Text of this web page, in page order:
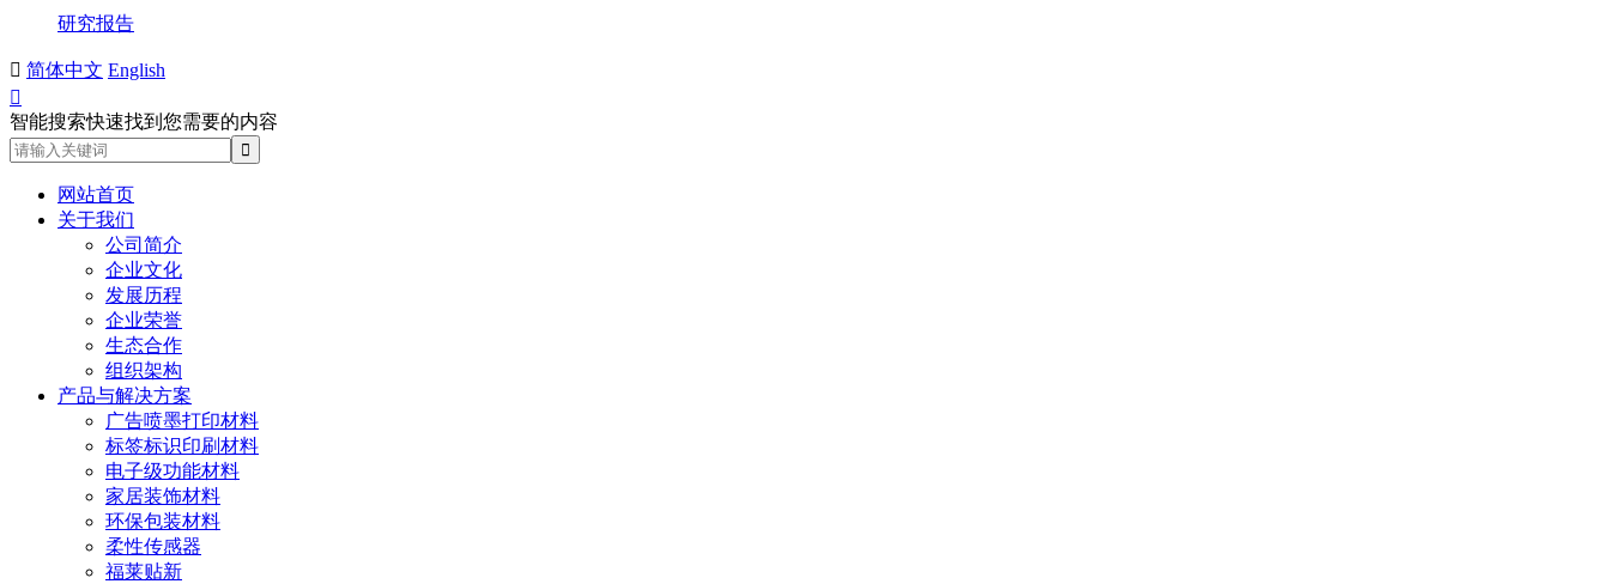
研究报告
 简体中文 English

智能搜索快速找到您需要的内容
网站首页
关于我们
公司简介
企业文化
发展历程
企业荣誉
生态合作
组织架构
产品与解决方案
广告喷墨打印材料
标签标识印刷材料
电子级功能材料
家居装饰材料
环保包装材料
柔性传感器
福莱贴新